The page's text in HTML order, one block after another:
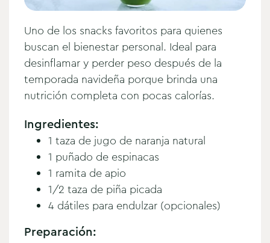
Uno de los snacks favoritos para quienes
buscan el bienestar personal. Ideal para
desinflamar y perder peso después de la
temporada navideña porque brinda una
nutrición completa con pocas calorías.
Ingredientes:
1 taza de jugo de naranja natural
1 puñado de espinacas
1 ramita de apio
1/2 taza de piña picada
4 dátiles para endulzar (opcionales)
Preparación: